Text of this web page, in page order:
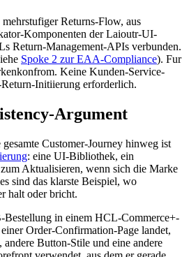
Returns-Flow, aus
Komponenten der Laioutr-UI-
Return-Management-APIs verbunden.
Spoke 2 zur EAA-Compliance). Fur
Keine Kunden-Service-
Initiierung erforderlich.
Argument
Customer-Journey hinweg ist
: eine UI-Bibliothek, ein
Aktualisieren, wenn sich die Marke
sind das klarste Beispiel, wo
halt oder bricht.
Bestellung in einem HCL-Commerce+-
Order-Confirmation-Page landet,
Button-Stile und eine andere